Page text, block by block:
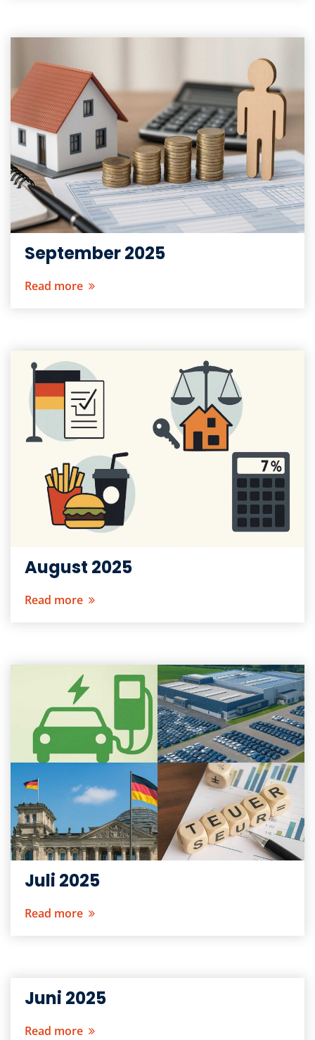
September 2025
Read more
August 2025
Read more
Juli 2025
Read more
Juni 2025
Read more